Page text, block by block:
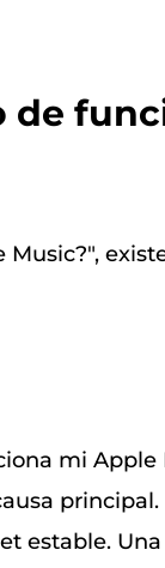
de
mi Apple
estable.